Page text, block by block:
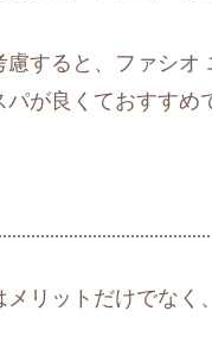
慮すると、ファシ
が良くておすすめ
リットだけでなく